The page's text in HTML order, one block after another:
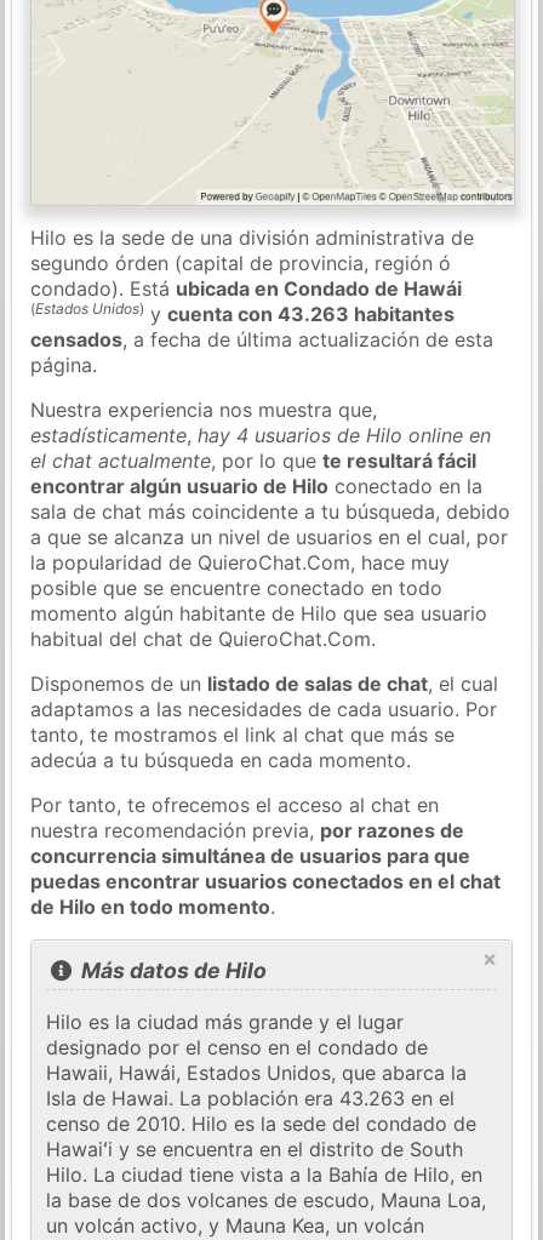
Hilo es la sede de una división administrativa de
segundo órden (capital de provincia, región ó
condado). Está ubicada en Condado de Hawái
(Estados Unidos) ycuenta con 43.263 habitantes
censados, a fecha de última actualización de esta
página.
Nuestra experiencia nos muestra que,
estadísticamente,hay 4 usuarios de Hilo online en
el chat actualmente, por lo quete resultará fácil
encontrar algún usuario de Hilo conectado en la
sala de chat más coincidente a tu búsqueda, debido
a que se alcanza un nivel de usuarios en el cual, por
la popularidad de QuieroChat.Com, hace muy
posible que se encuentre conectado en todo
momento algún habitante de Hilo que sea usuario
habitual del chat de QuieroChat.Com.
Disponemos de un listado de salas de chat, el cual
adaptamos a las necesidades de cada usuario. Por
tanto, te mostramos el link al chat que más se
adecúa a tu búsqueda en cada momento.
Por tanto, te ofrecemos el acceso al chat en
nuestra recomendación previa, por razones de
concurrencia simultánea de usuarios para que
puedas encontrar usuarios conectados en el chat
de Hilo en todo momento.
×
Más datos de Hilo
Hilo es la ciudad más grande y el lugar
designado por el censo en el condado de
Hawaii, Hawái, Estados Unidos, que abarca la
Isla de Hawai. La población era 43.263 en el
censo de 2010. Hilo es la sede del condado de
Hawaiʻi y se encuentra en el distrito de South
Hilo. La ciudad tiene vista a la Bahía de Hilo, en
la base de dos volcanes de escudo, Mauna Loa,
un volcán activo, y Mauna Kea, un volcán